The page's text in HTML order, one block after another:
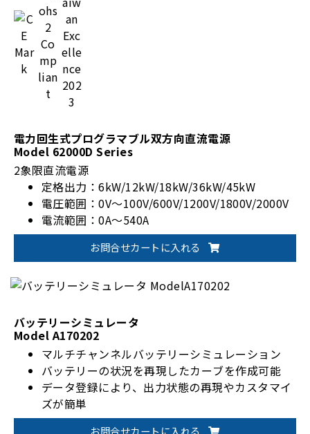
電力回生式プログラマブル双方向直流電源
Model 62000D Series
2象限直流電源
定格出力：6kW/12kW/18kW/36kW/45kW
電圧範囲：0V～100V/600V/1200V/1800V/2000V
電流範囲：0A～540A
お問合せカートに入れる
バッテリーシミュレータ
Model A170202
マルチチャンネルバッテリーシミュレーション
バッテリーの状況を再現したカーブを作成可能
データ登録により、出力状態の再現やカスタマイ
ズが簡単